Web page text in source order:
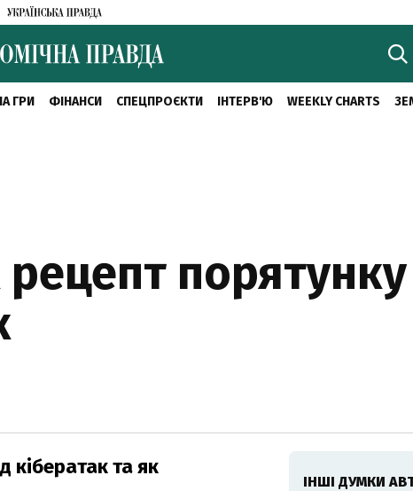
ГРИ ФІНАНСИ СПЕЦПРОЄКТИ ІНТЕРВ'Ю WEEKLY CHARTS
рецепт порятунку
кібератак та як
ІНШІ ДУМКИ